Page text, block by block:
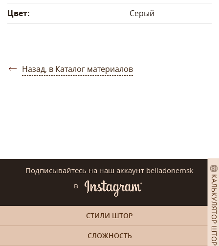
КАЛЬКУЛЯТОР ШТОР
Цвет:
Серый
Назад, в Каталог материалов
Подписывайтесь на наш аккаунт belladonemsk
в
СТИЛИ ШТОР
СЛОЖНОСТЬ